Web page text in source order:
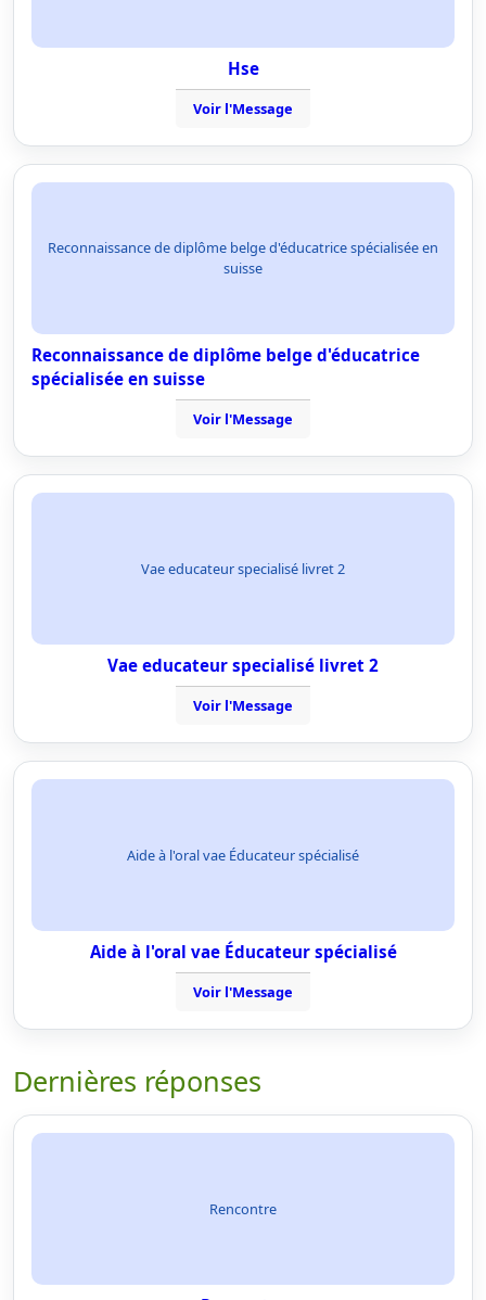
Hse
Voir l'Message
Reconnaissance de diplôme belge d'éducatrice spécialisée en
suisse
Reconnaissance de diplôme belge d'éducatrice
spécialisée en suisse
Voir l'Message
Vae educateur specialisé livret 2
Vae educateur specialisé livret 2
Voir l'Message
Aide à l'oral vae Éducateur spécialisé
Aide à l'oral vae Éducateur spécialisé
Voir l'Message
Dernières réponses
Rencontre